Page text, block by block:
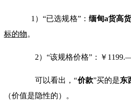
1）“已选规格”： 缅甸a货高
标的物。
2）“该规格价格”：￥ 1199.
可以看出，“价款”买的是东
（价值是隐性的）。